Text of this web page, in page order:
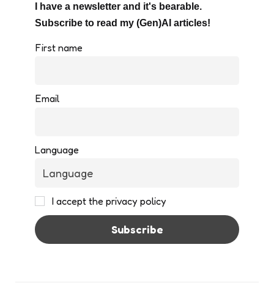
I have a newsletter and it's bearable.
Subscribe to read my (Gen)AI articles!
First name
Email
Language
I accept the privacy policy